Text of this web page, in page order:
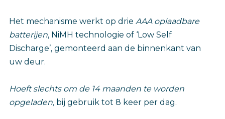
Het mechanisme werkt op drie AAA oplaadbare
batterijen, NiMH technologie of ‘Low Self
Discharge’, gemonteerd aan de binnenkant van
uw deur.
Hoeft slechts om de 14 maanden te worden
opgeladen, bij gebruik tot 8 keer per dag.